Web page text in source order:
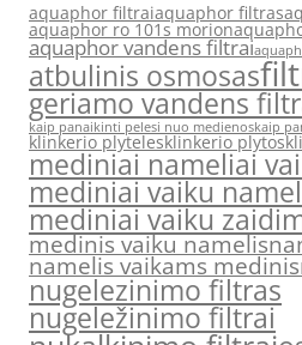
aquaphor filtraiaquaphor filtras
aquaphor ro 101s morion
aquaphor vandens filtrai
atbulinis osmosas
geriamo vandens
kaip panaikinti pelesi nuo medienoskaip
klinkerio plytelesklinkerio plytos
mediniai nameliai
mediniai vaiku
mediniai vaiku
medinis vaiku namelis
namelis vaikams medinis
nugelezinimo filtras
nugeležinimo filtrai